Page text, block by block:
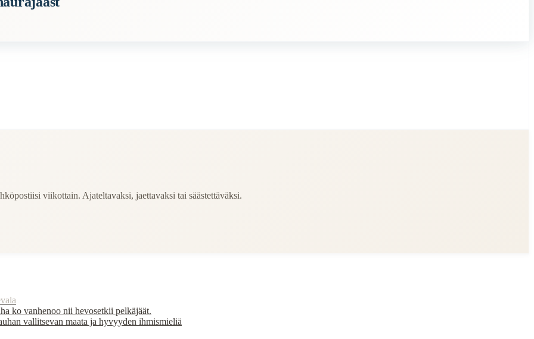
viikottain. Ajateltavaksi, jaettavaksi tai säästettäväksi.
ko vanhenoo nii hevosetkii pelkäjäät.
vallitsevan maata ja hyvyyden ihmismieliä